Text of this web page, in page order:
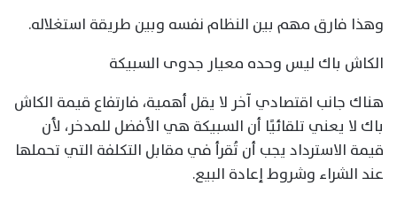
وهذا فارق مهم بين النظام نفسه وبين طريقة استغلاله.
الكاش باك ليس وحده معيار جدوى السبيكة
هناك جانب اقتصادي آخر لا يقل أهمية، فارتفاع قيمة الكاش
باك لا يعني تلقائيًا أن السبيكة هي الأفضل للمدخر، لأن
قيمة الاسترداد يجب أن تُقرأ في مقابل التكلفة التي تحملها
عند الشراء وشروط إعادة البيع.